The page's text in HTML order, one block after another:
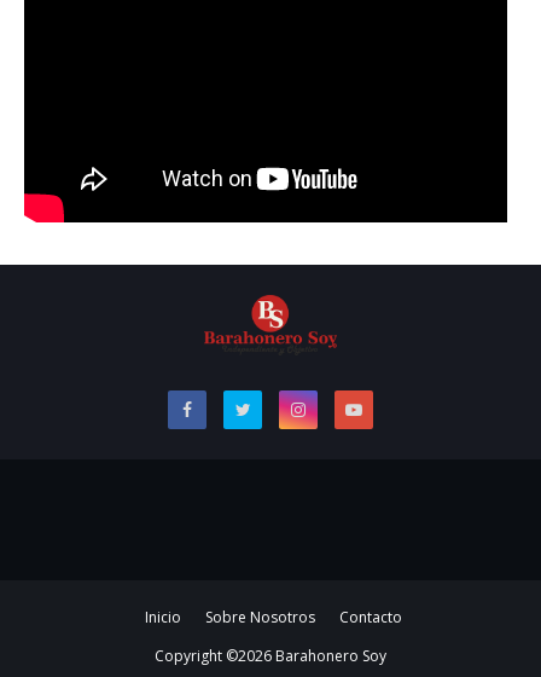
Inicio Sobre Nosotros
Contacto
Copyright ©2026 Barahonero Soy